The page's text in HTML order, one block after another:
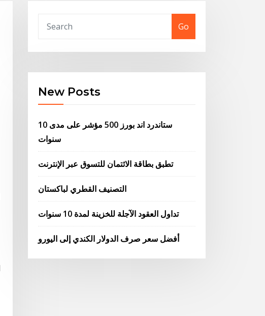
Go
New Posts
ستاندرد اند بورز 500 مؤشر على مدى 10
سنوات
تطبق بطاقة الائتمان للتسوق عبر الإنترنت
التصنيف القطري لباكستان
تداول العقود الآجلة للخزينة لمدة 10 سنوات
أفضل سعر صرف الدولار الكندي إلى اليورو